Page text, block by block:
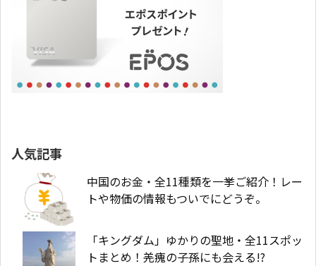
人気記事
中国のお金・全11種類を一挙ご紹介！レー
トや物価の情報もついでにどうぞ。
「キングダム」ゆかりの聖地・全11スポッ
トまとめ！羌瘣の子孫にも会える!?